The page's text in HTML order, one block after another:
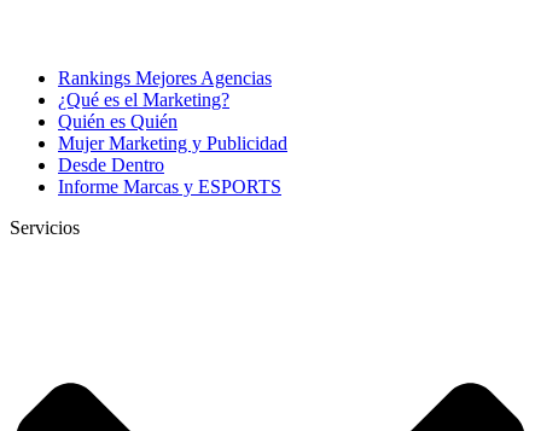
Rankings Mejores Agencias
¿Qué es el Marketing?
Quién es Quién
Mujer Marketing y Publicidad
Desde Dentro
Informe Marcas y ESPORTS
Servicios